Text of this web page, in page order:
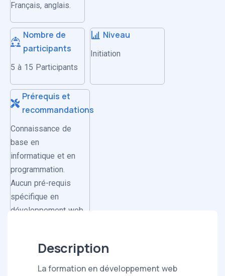
Français, anglais.
Nombre de
participants
5 à 15 Participants
Niveau
Initiation
Prérequis et
recommandations
Connaissance de
base en
informatique et en
programmation.
Aucun pré-requis
spécifique en
développement web.
Description
La formation en développement web